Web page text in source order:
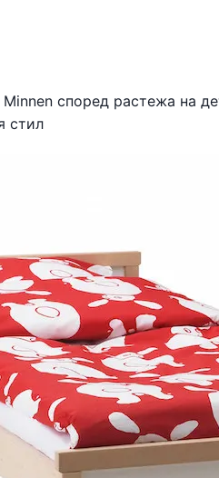
Minnen според растежа на
стил